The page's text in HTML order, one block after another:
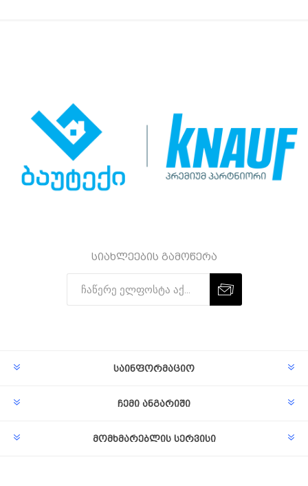
სიახლეების გამოწერა
საინფორმაციო
ჩემი ანგარიში
მომხმარებლის სერვისი